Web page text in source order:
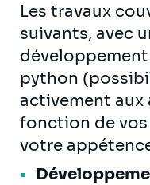
Les travaux
suivants, avec
python
activement aux
fonction de
votre